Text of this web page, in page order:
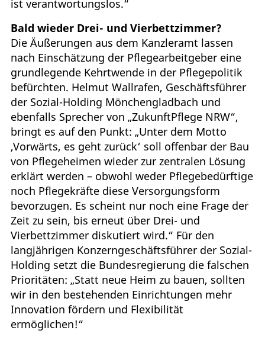
ist verantwortungslos.“
Bald wieder Drei- und Vierbettzimmer?
Die Äußerungen aus dem Kanzleramt lassen
nach Einschätzung der Pflegearbeitgeber eine
grundlegende Kehrtwende in der Pflegepolitik
befürchten. Helmut Wallrafen, Geschäftsführer
der Sozial-Holding Mönchengladbach und
ebenfalls Sprecher von „ZukunftPflege NRW“,
bringt es auf den Punkt: „Unter dem Motto
‚Vorwärts, es geht zurück‘ soll offenbar der Bau
von Pflegeheimen wieder zur zentralen Lösung
erklärt werden – obwohl weder Pflegebedürftige
noch Pflegekräfte diese Versorgungsform
bevorzugen. Es scheint nur noch eine Frage der
Zeit zu sein, bis erneut über Drei- und
Vierbettzimmer diskutiert wird.“ Für den
langjährigen Konzerngeschäftsführer der Sozial-
Holding setzt die Bundesregierung die falschen
Prioritäten: „Statt neue Heim zu bauen, sollten
wir in den bestehenden Einrichtungen mehr
Innovation fördern und Flexibilität
ermöglichen!“